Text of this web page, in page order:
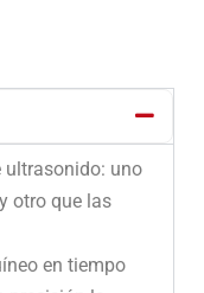
ultrasonido: uno
otro que las
en tiempo